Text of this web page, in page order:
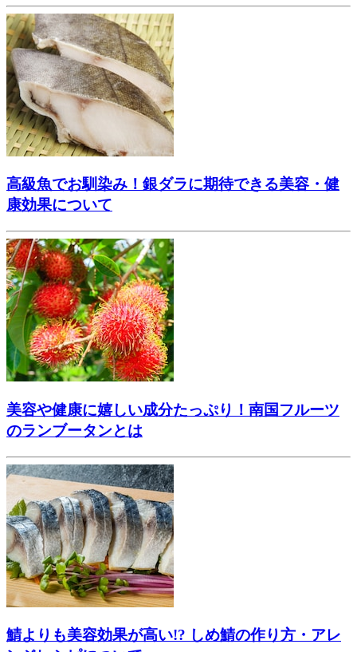
高級魚でお馴染み！銀ダラに期待できる美容・健
康効果について
美容や健康に嬉しい成分たっぷり！南国フルーツ
のランブータンとは
鯖よりも美容効果が高い!? しめ鯖の作り方・アレ